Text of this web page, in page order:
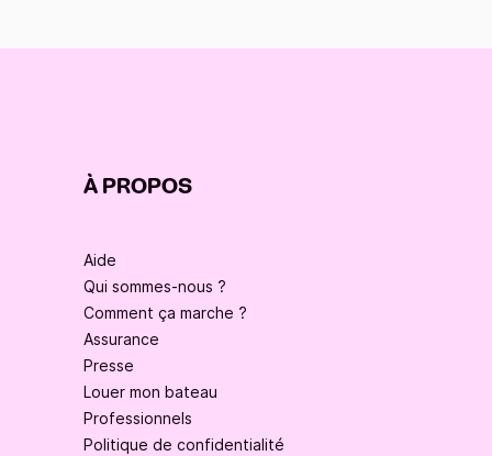
À PROPOS
Aide
Qui sommes-nous ?
Comment ça marche ?
Assurance
Presse
Louer mon bateau
Professionnels
Politique de confidentialité